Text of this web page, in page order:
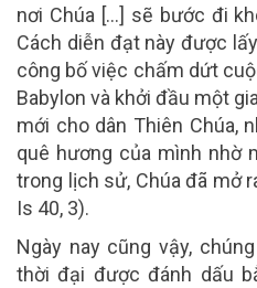
nơi Chúa […] sẽ bước đi
Cách diễn đạt này được
công bố việc chấm dứt
Babylon và khởi đầu một
mới cho dân Thiên Chúa,
quê hương của mình nhờ
trong lịch sử, Chúa đã mở
Is 40, 3).
Ngày nay cũng vậy,
thời đại được đánh dấu